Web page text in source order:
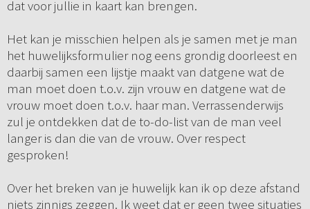
dat voor jullie in kaart kan brengen.
Het kan je misschien helpen als je samen met je man
het huwelijksformulier nog eens grondig doorleest en
daarbij samen een lijstje maakt van datgene wat de
man moet doen t.o.v. zijn vrouw en datgene wat de
vrouw moet doen t.o.v. haar man. Verrassenderwijs
zul je ontdekken dat de to-do-list van de man veel
langer is dan die van de vrouw. Over respect
gesproken!
Over het breken van je huwelijk kan ik op deze afstand
niets zinnigs zeggen. Ik weet dat er geen twee situaties